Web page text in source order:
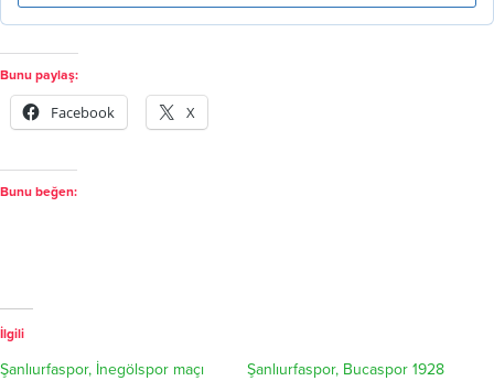
Bunu paylaş:
Facebook X
Bunu beğen:
İlgili
Şanlıurfaspor, İnegölspor maçı
Şanlıurfaspor, Bucaspor 1928